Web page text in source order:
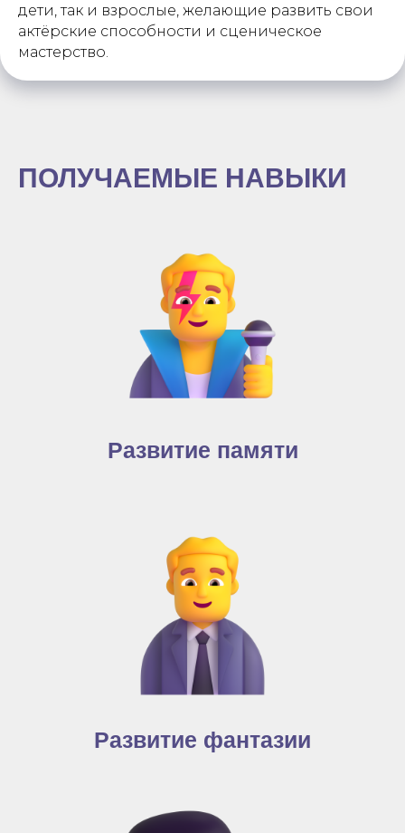
дети, так и взрослые, желающие развить свои
актёрские способности и сценическое
мастерство.
ПОЛУЧАЕМЫЕ НАВЫКИ
Развитие памяти
Развитие фантазии